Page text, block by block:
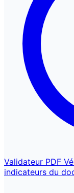
Validateur PDF
indicateurs du